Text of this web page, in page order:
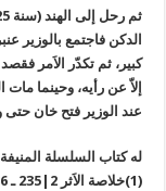
الدكن فاجتمع بالوزير
كبير، ثم تكدّر الاَمر
إلاّ عن رأيه، وحينما
عند الوزير فتح خان حتى
له كتاب السلسلة